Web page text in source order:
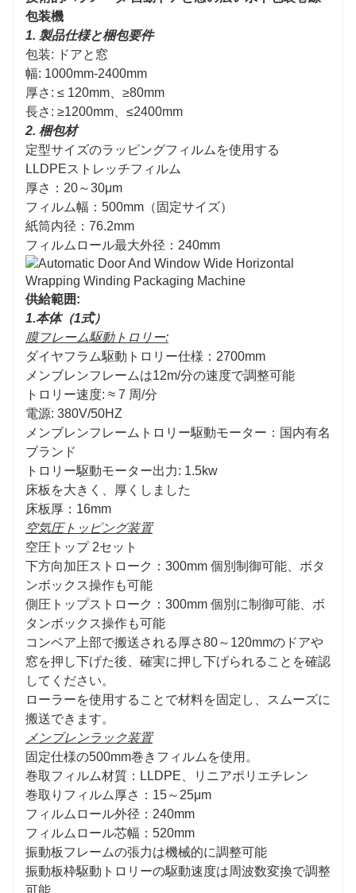
包装機
1. 製品仕様と梱包要件
包装: ドアと窓
幅: 1000mm-2400mm
厚さ: ≤ 120mm、≥80mm
長さ: ≥1200mm、≤2400mm
2. 梱包材
定型サイズのラッピングフィルムを使用する
LLDPEストレッチフィルム
厚さ：20～30μm
フィルム幅：500mm（固定サイズ）
紙筒内径：76.2mm
フィルムロール最大外径：240mm
供給範囲:
1.本体（1式）
膜フレーム駆動トロリー:
ダイヤフラム駆動トロリー仕様：2700mm
メンブレンフレームは12m/分の速度で調整可能
トロリー速度: ≈ 7 周/分
電源: 380V/50HZ
メンブレンフレームトロリー駆動モーター：国内有名
ブランド
トロリー駆動モーター出力: 1.5kw
床板を大きく、厚くしました
床板厚：16mm
空気圧トッピング装置
空圧トップ 2セット
下方向加圧ストローク：300mm 個別制御可能、ボタ
ンボックス操作も可能
側圧トップストローク：300mm 個別に制御可能、ボ
タンボックス操作も可能
コンベア上部で搬送される厚さ80～120mmのドアや
窓を押し下げた後、確実に押し下げられることを確認
してください。
ローラーを使用することで材料を固定し、スムーズに
搬送できます。
メンブレンラック装置
固定仕様の500mm巻きフィルムを使用。
巻取フィルム材質：LLDPE、リニアポリエチレン
巻取りフィルム厚さ：15～25μm
フィルムロール外径：240mm
フィルムロール芯幅：520mm
振動板フレームの張力は機械的に調整可能
振動板枠駆動トロリーの駆動速度は周波数変換で調整